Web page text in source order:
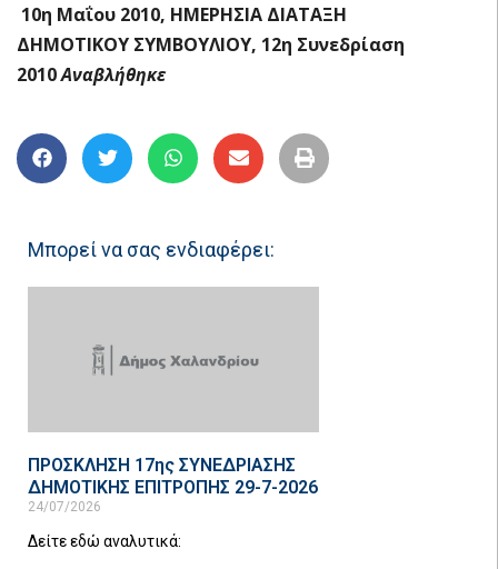
10η Μαΐου 2010, ΗΜΕΡΗΣΙΑ ΔΙΑΤΑΞΗ
ΔΗΜΟΤΙΚΟΥ ΣΥΜΒΟΥΛΙΟΥ, 12η Συνεδρίαση
2010Αναβλήθηκε
Μπορεί να σας ενδιαφέρει:
ΠΡΟΣΚΛΗΣΗ 17ης ΣΥΝΕΔΡΙΑΣΗΣ
ΔΗΜΟΤΙΚΗΣ ΕΠΙΤΡΟΠΗΣ 29-7-2026
24/07/2026
Δείτε εδώ αναλυτικά: